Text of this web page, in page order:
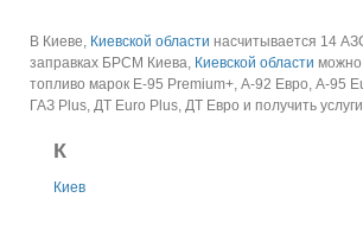
В Киеве, Киевской области насчитывается 14
заправках БРСМ Киева, Киевской области можно
топливо марок E-95 Premium+, А-92 Евро, А-95
ГАЗ Plus, ДТ Euro Plus, ДТ Евро и получить
К
Киев